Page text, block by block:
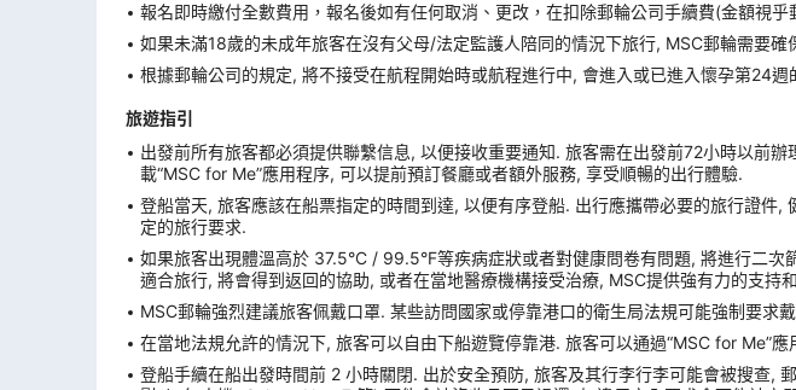
報名即時繳付全數費用，報名後如有任何取消、更改，在扣除郵輪公司手續費(金額視
如果未滿18歲的未成年旅客在沒有父母/法定監護人陪同的情況下旅行, MSC郵輪需要
根據郵輪公司的規定, 將不接受在航程開始時或航程進行中, 會進入或已進入懷孕第24週
旅遊指引
出發前所有旅客都必須提供聯繫信息, 以便接收重要通知. 旅客需在出發前72小時以前
載“MSC for Me”應用程序, 可以提前預訂餐廳或者額外服務, 享受順暢的出行體驗.
登船當天, 旅客應該在船票指定的時間到達, 以便有序登船. 出行應攜帶必要的旅行證
定的旅行要求.
如果旅客出現體溫高於 37.5°C / 99.5°F等疾病症狀或者對健康問卷有問題, 將進行二
適合旅行, 將會得到返回的協助, 或者在當地醫療機構接受治療, MSC提供強有力的支持
MSC郵輪強烈建議旅客佩戴口罩. 某些訪問國家或停靠港口的衛生局法規可能強制要
在當地法規允許的情況下, 旅客可以自由下船遊覽停靠港. 旅客可以通過“MSC for Me”
登船手續在船出發時間前 2 小時關閉. 出於安全預防, 旅客及其行李行李可能會被搜查,